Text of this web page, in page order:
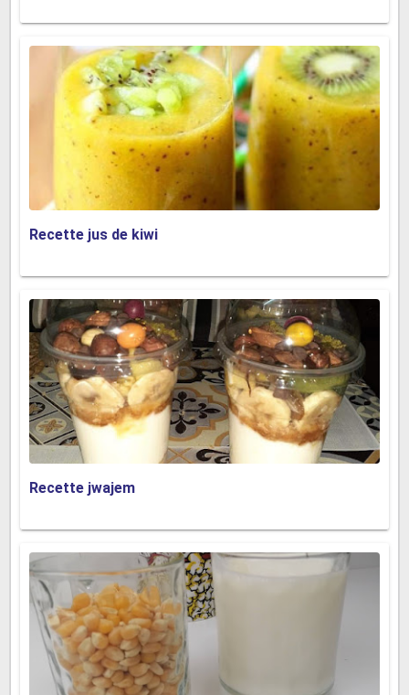
Recette jus de kiwi
Recette jwajem